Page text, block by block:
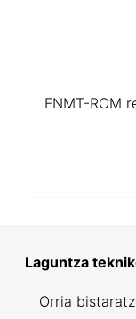
FNMT-RCM
Laguntza
Orria